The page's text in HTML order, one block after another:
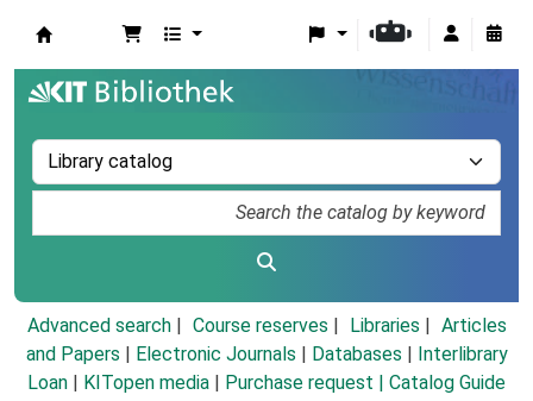
Advanced search Course reserves Libraries
Articles
and Papers
Electronic Journals Databases
Interlibrary
Loan
KITopen media Purchase request | Catalog Guide